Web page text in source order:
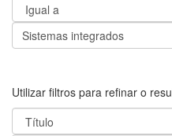
Utilizar filtros para refinar o